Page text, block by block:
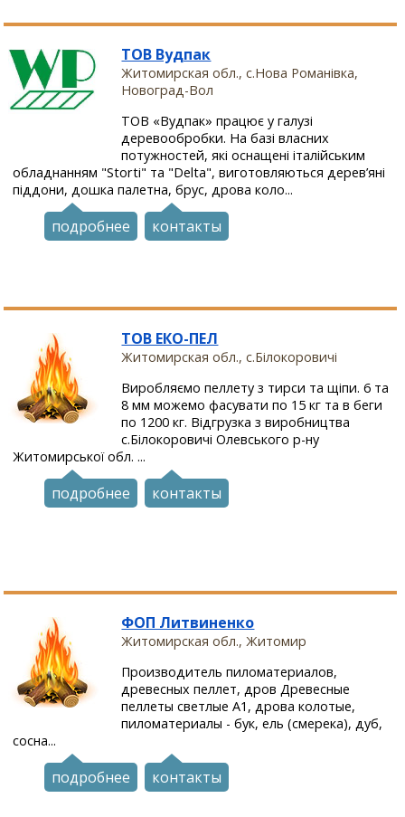
ТОВ Вудпак
Житомирская обл., с.Нова Романівка,
Новоград-Вол
ТОВ «Вудпак» працює у галузі
деревообробки. На базі власних
потужностей, які оснащені італійським
обладнанням "Storti" та "Delta", виготовляються дерев’яні
піддони, дошка палетна, брус, дрова коло...
подробнее контакты
ТОВ ЕКО-ПЕЛ
Житомирская обл., с.Білокоровичі
Виробляємо пеллету з тирси та щіпи. 6 та
8 мм можемо фасувати по 15 кг та в беги
по 1200 кг. Відгрузка з виробництва
с.Білокоровичі Олевського р-ну
Житомирської обл. ...
подробнее контакты
ФОП Литвиненко
Житомирская обл., Житомир
Производитель пиломатериалов,
древесных пеллет, дров Древесные
пеллеты светлые А1, дрова колотые,
пиломатериалы - бук, ель (смерека), дуб,
сосна...
подробнее контакты